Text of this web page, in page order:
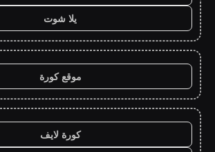
يلا شوت
موقع كورة
كورة لايف